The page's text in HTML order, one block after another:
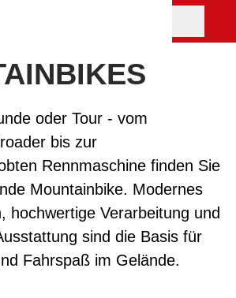
oder Tour - vom
bis zur
Rennmaschine finden Sie
Mountainbike. Modernes
hochwertige Verarbeitung und
sind die Basis für
Fahrspaß im Gelände.